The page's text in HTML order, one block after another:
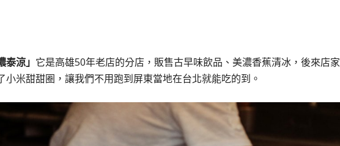
泰涼」 它是高雄50年老店的分店，販售古早味飲品、美濃香蕉清冰，後來店家
小米甜甜圈，讓我們不用跑到屏東當地在台北就能吃的到。